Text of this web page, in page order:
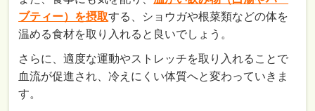
ブティー）を摂取する、ショウガや根菜類などの体を
温める食材を取り入れると良いでしょう。
さらに、適度な運動やストレッチを取り入れることで
血流が促進され、冷えにくい体質へと変わっていきま
す。